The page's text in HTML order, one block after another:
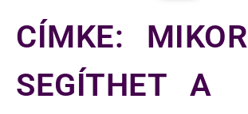
CÍMKE: MIKOR
SEGÍTHET A